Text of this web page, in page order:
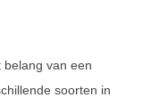
belang van een
soorten in